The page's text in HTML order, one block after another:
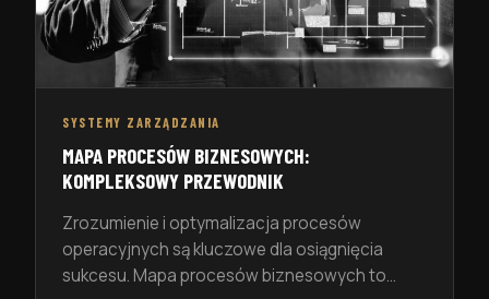
SYSTEMY ZARZĄDZANIA
MAPA PROCESÓW BIZNESOWYCH:
KOMPLEKSOWY PRZEWODNIK
Zrozumienie i optymalizacja procesów
operacyjnych są kluczowe dla osiągnięcia
sukcesu. Mapa procesów biznesowych to